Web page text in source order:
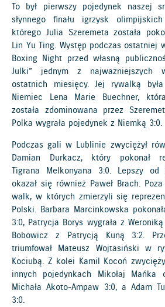
To był pierwszy pojedynek naszej
słynnego finału igrzysk
którego Julia Szeremeta została
Lin Yu Ting. Występ podczas ostatniej
Boxing Night przed własną
Julki” jednym z najważniejszych
ostatnich miesięcy. Jej rywalką
Niemiec Lena Marie Buechner,
została zdominowana przez
Polka wygrała pojedynek z Niemką 3:0.
Podczas gali w Lublinie zwyciężył
Damian Durkacz, który pokonał
Tigrana Melkonyana 3:0. Lepszy
okazał się również Paweł Brach.
walk, w których zmierzyli się
Polski. Barbara Marcinkowska
3:0, Patrycja Borys wygrała z
Bobowicz z Patrycją Kuną 3:2.
triumfował Mateusz Wojtasiński w
Kociubą. Z kolei Kamil Kocoń
innych pojedynkach Mikołaj Mańka
Michała Akoto-Ampaw 3:0, a Adam
3:0.